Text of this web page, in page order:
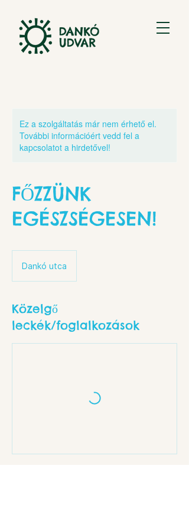
Ez a szolgáltatás már nem érhető el.
További információért vedd fel a
kapcsolatot a hirdetővel!
FŐZZÜNK
EGÉSZSÉGESEN!
Dankó utca
Közelgő
leckék/foglalkozások